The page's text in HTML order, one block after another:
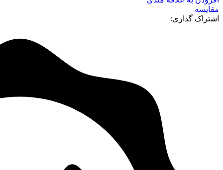
مقايسه
اشتراک گذاری: